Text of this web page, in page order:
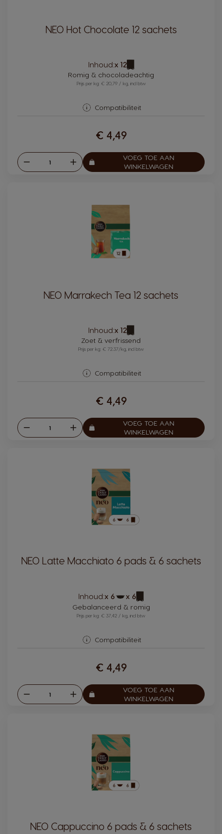
NEO Hot Chocolate 12 sachets
Inhoud:x 12
capsule
Romig & chocoladeachtig
Prijs per kg: € 20,79 / kg, incl btw
Compatibiliteit
€ 4,49
Verlagen Verhogen
VOEG TOE AAN
WINKELWAGEN
NEO Marrakech Tea 12 sachets
Inhoud:x 12
capsule
Zoet & verfrissend
Prijs per kg: € 72.37/kg, incl btw
Compatibiliteit
€ 4,49
Verlagen Verhogen
VOEG TOE AAN
WINKELWAGEN
NEO Latte Macchiato 6 pads & 6 sachets
Inhoud:x 6
Pictogram
capsule
x 6
capsule
Gebalanceerd & romig
Prijs per kg: € 37,42 / kg, incl btw
Compatibiliteit
€ 4,49
Verlagen Verhogen
VOEG TOE AAN
WINKELWAGEN
NEO Cappuccino 6 pads & 6 sachets